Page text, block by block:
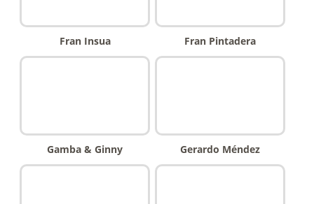
Fran Insua Fran Pintadera
Gamba & Ginny Gerardo Méndez